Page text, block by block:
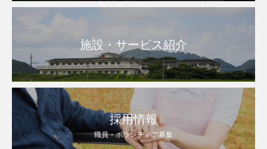
施設・サービス紹介
採用情報
職員・ボランティア募集